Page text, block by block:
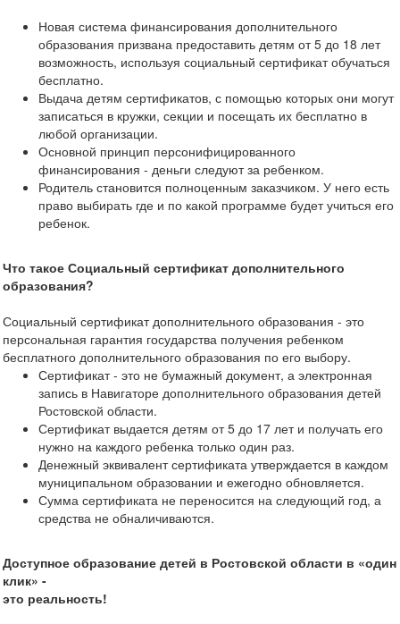
Новая система финансирования дополнительного
образования призвана предоставить детям от 5 до 18 лет
возможность, используя социальный сертификат обучаться
бесплатно.
Выдача детям сертификатов, с помощью которых они могут
записаться в кружки, секции и посещать их бесплатно в
любой организации.
Основной принцип персонифицированного
финансирования - деньги следуют за ребенком.
Родитель становится полноценным заказчиком. У него есть
право выбирать где и по какой программе будет учиться его
ребенок.
Что такое Социальный сертификат дополнительного
образования?
Социальный сертификат дополнительного образования - это
персональная гарантия государства получения ребенком
бесплатного дополнительного образования по его выбору.
Сертификат - это не бумажный документ, а электронная
запись в Навигаторе дополнительного образования детей
Ростовской области.
Сертификат выдается детям от 5 до 17 лет и получать его
нужно на каждого ребенка только один раз.
Денежный эквивалент сертификата утверждается в каждом
муниципальном образовании и ежегодно обновляется.
Сумма сертификата не переносится на следующий год, а
средства не обналичиваются.
Доступное образование детей в Ростовской области в «один
клик» -
это реальность!